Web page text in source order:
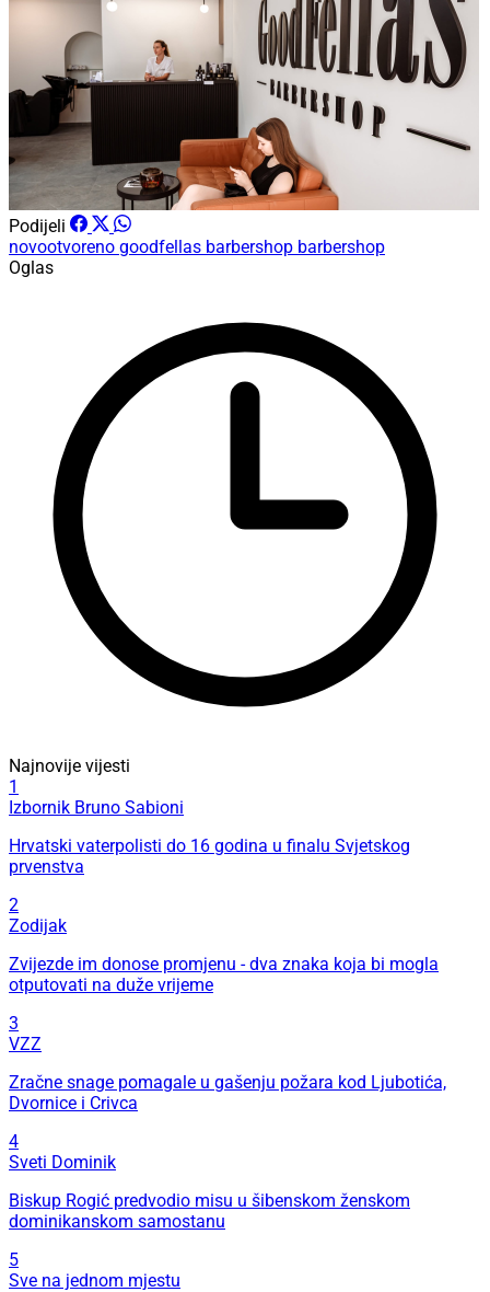
Podijeli
novootvoreno goodfellas barbershop barbershop
Oglas
Najnovije vijesti
1
Izbornik Bruno Sabioni
Hrvatski vaterpolisti do 16 godina u finalu Svjetskog
prvenstva
2
Zodijak
Zvijezde im donose promjenu - dva znaka koja bi mogla
otputovati na duže vrijeme
3
VZZ
Zračne snage pomagale u gašenju požara kod Ljubotića,
Dvornice i Crivca
4
Sveti Dominik
Biskup Rogić predvodio misu u šibenskom ženskom
dominikanskom samostanu
5
Sve na jednom mjestu